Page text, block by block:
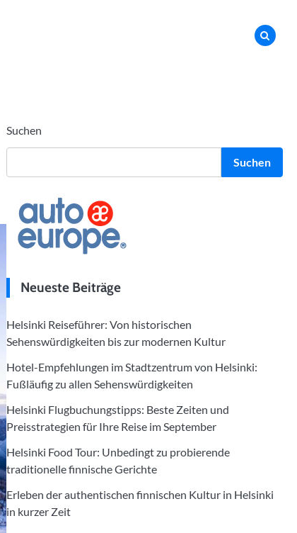
Suchen
Suchen
Neueste Beiträge
Helsinki Reiseführer: Von historischen
Sehenswürdigkeiten bis zur modernen Kultur
Hotel-Empfehlungen im Stadtzentrum von Helsinki:
Fußläufig zu allen Sehenswürdigkeiten
Helsinki Flugbuchungstipps: Beste Zeiten und
Preisstrategien für Ihre Reise im September
Helsinki Food Tour: Unbedingt zu probierende
traditionelle finnische Gerichte
Erleben der authentischen finnischen Kultur in Helsinki
in kurzer Zeit